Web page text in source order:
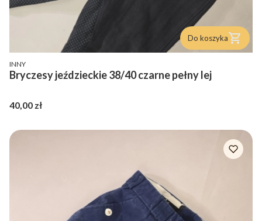
Do koszyka
PRODUCENT
INNY
Bryczesy jeździeckie 38/40 czarne pełny lej
Cena
40,00 zł